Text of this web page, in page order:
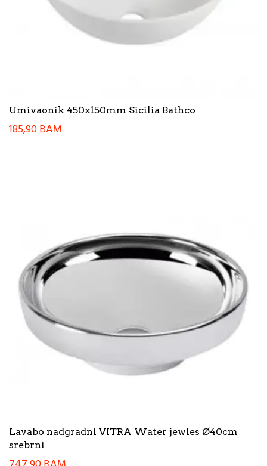
Umivaonik 450x150mm Sicilia Bathco
185,90BAM
Lavabo nadgradni VITRA Water jewles Ø40cm
srebrni